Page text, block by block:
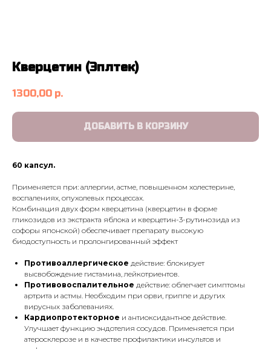
Кверцетин (Эплтек)
1300,00 р.
ДОБАВИТЬ В КОРЗИНУ
60 капсул.
Применяется при: аллергии, астме, повышенном холестерине,
воспалениях, опухолевых процессах.
Комбинация двух форм кверцетина (кверцетин в форме
гликозидов из экстракта яблока и кверцетин-3-рутинозида из
софоры японской) обеспечивает препарату высокую
биодоступность и пролонгированный эффект
Противоаллергическое действие: блокирует
высвобождение гистамина, лейкотриентов.
Противовоспалительное действие: облегчает симптомы
артрита и астмы. Необходим при орви, гриппе и других
вирусных заболеваниях.
Кардиопротекторное и антиоксидантное действие.
Улучшает функцию эндотелия сосудов. Применяется при
атеросклерозе и в качестве профилактики инсультов и